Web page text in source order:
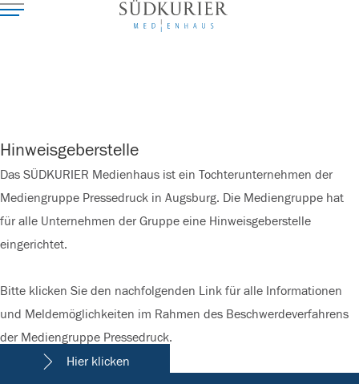
Hinweisgeberstelle
Das SÜDKURIER Medienhaus ist ein Tochterunternehmen der
Mediengruppe Pressedruck in Augsburg. Die Mediengruppe hat
für alle Unternehmen der Gruppe eine Hinweisgeberstelle
eingerichtet.
Bitte klicken Sie den nachfolgenden Link für alle Informationen
und Meldemöglichkeiten im Rahmen des Beschwerdeverfahrens
der Mediengruppe Pressedruck.
Hier klicken